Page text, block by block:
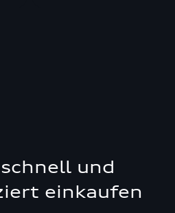
und
einkaufen